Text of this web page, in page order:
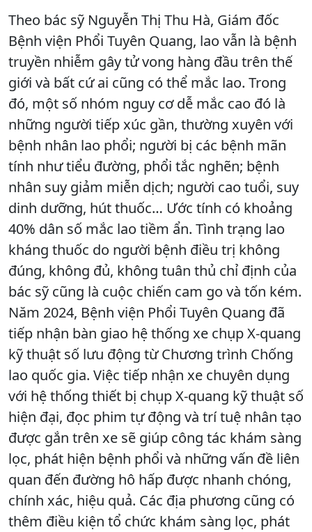
Theo bác sỹ Nguyễn Thị Thu Hà, Giám đốc
Bệnh viện Phổi Tuyên Quang, lao vẫn là bệnh
truyền nhiễm gây tử vong hàng đầu trên thế
giới và bất cứ ai cũng có thể mắc lao. Trong
đó, một số nhóm nguy cơ dễ mắc cao đó là
những người tiếp xúc gần, thường xuyên với
bệnh nhân lao phổi; người bị các bệnh mãn
tính như tiểu đường, phổi tắc nghẽn; bệnh
nhân suy giảm miễn dịch; người cao tuổi, suy
dinh dưỡng, hút thuốc… Ước tính có khoảng
40% dân số mắc lao tiềm ẩn. Tình trạng lao
kháng thuốc do người bệnh điều trị không
đúng, không đủ, không tuân thủ chỉ định của
bác sỹ cũng là cuộc chiến cam go và tốn kém.
Năm 2024, Bệnh viện Phổi Tuyên Quang đã
tiếp nhận bàn giao hệ thống xe chụp X-quang
kỹ thuật số lưu động từ Chương trình Chống
lao quốc gia. Việc tiếp nhận xe chuyên dụng
với hệ thống thiết bị chụp X-quang kỹ thuật số
hiện đại, đọc phim tự động và trí tuệ nhân tạo
được gắn trên xe sẽ giúp công tác khám sàng
lọc, phát hiện bệnh phổi và những vấn đề liên
quan đến đường hô hấp được nhanh chóng,
chính xác, hiệu quả. Các địa phương cũng có
thêm điều kiện tổ chức khám sàng lọc, phát